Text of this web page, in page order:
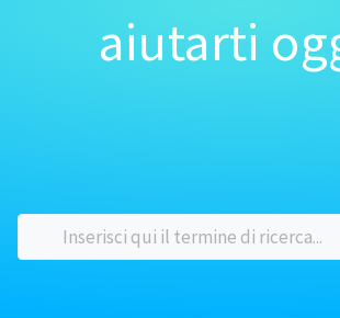
aiutarti